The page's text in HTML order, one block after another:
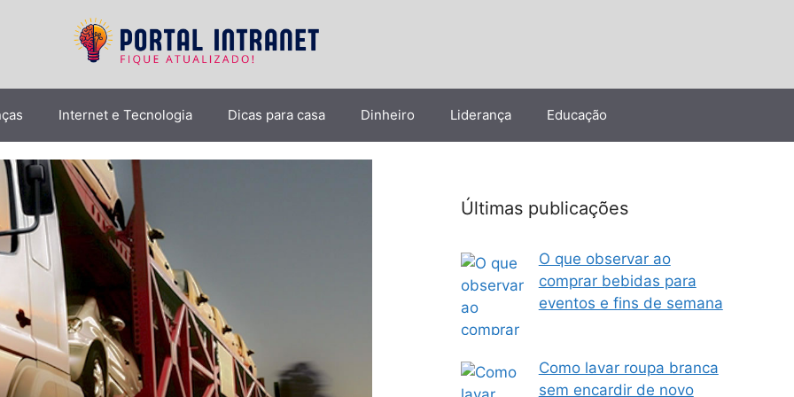
Internet e Tecnologia Dicas para casa Dinheiro Liderança Educação
Últimas publicações
O que observar ao
comprar bebidas para
eventos e fins de semana
Como lavar roupa branca
sem encardir de novo